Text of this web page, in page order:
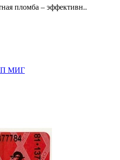
пломба – эффективн..
МИГ